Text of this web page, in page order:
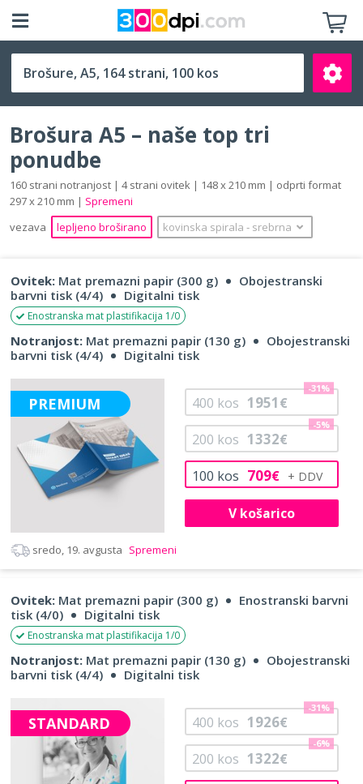
A5 (148 x 210 mm)
Išči
Brošura A5 – naše top tri
ponudbe
160 strani notranjost | 4 strani ovitek | 148 x 210 mm | odprti format
297 x 210 mm | Spremeni
vezava
lepljeno broširano kovinska spirala ‐ srebrna
Ovitek: Mat premazni papir (300 g)
Obojestranski
barvni tisk (4/4)
Digitalni tisk
Enostranska mat plastifikacija 1/0
Notranjost: Mat premazni papir (130 g)
Obojestranski
barvni tisk (4/4)
Digitalni tisk
PREMIUM
100 kos 709€
200 kos 1332€
-5%
400 kos 1951€
-31%
V košarico
sredo, 19. avgusta Spremeni
Ovitek: Mat premazni papir (300 g)
Enostranski barvni
tisk (4/0)
Digitalni tisk
Enostranska mat plastifikacija 1/0
Notranjost: Mat premazni papir (130 g)
Obojestranski
barvni tisk (4/4)
Digitalni tisk
STANDARD
200 kos 1322€
-6%
400 kos 1926€
-31%